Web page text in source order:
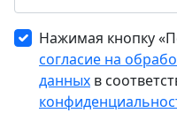
Нажимая кнопку
согласие на
данных в